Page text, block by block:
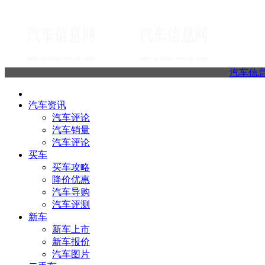
汽车信
汽车资讯
汽车评论
汽车销量
汽车评论
买车
买车攻略
降价优惠
汽车导购
汽车评测
新车
新车上市
新车报价
汽车图片